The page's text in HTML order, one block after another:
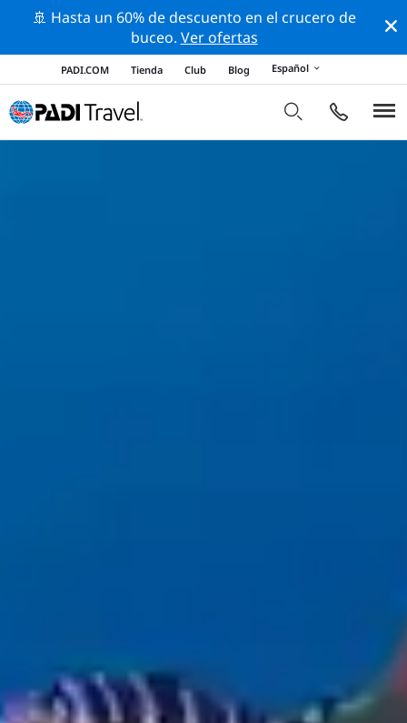
🚢 Hasta un 60% de descuento en el crucero de
buceo. Ver ofertas
PADI.COM Tienda Club Blog Español